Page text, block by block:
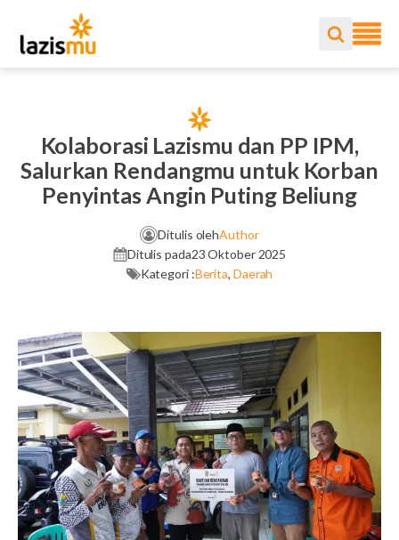
Kolaborasi Lazismu dan PP IPM,
Salurkan Rendangmu untuk Korban
Penyintas Angin Puting Beliung
Ditulis olehAuthor
Ditulis pada23 Oktober 2025
Kategori :Berita, Daerah